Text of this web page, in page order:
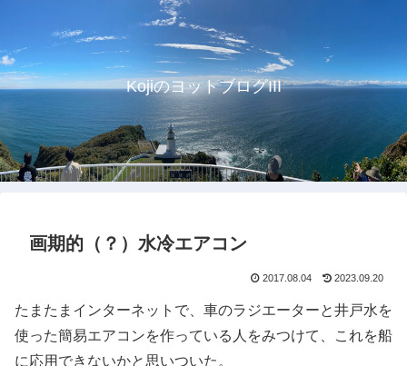
KojiのヨットブログIII
画期的（？）水冷エアコン
2017.08.04 2023.09.20
たまたまインターネットで、車のラジエーターと井戸水を
使った簡易エアコンを作っている人をみつけて、これを船
に応用できないかと思いついた。